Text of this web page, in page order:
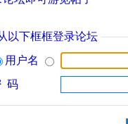
以下框框登录论坛
用户名
码